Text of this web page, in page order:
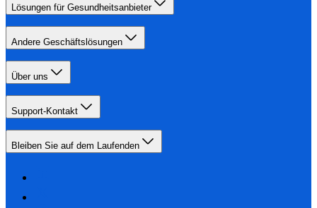
Lösungen für Gesundheitsanbieter
Andere Geschäftslösungen
Über uns
Support-Kontakt
Bleiben Sie auf dem Laufenden